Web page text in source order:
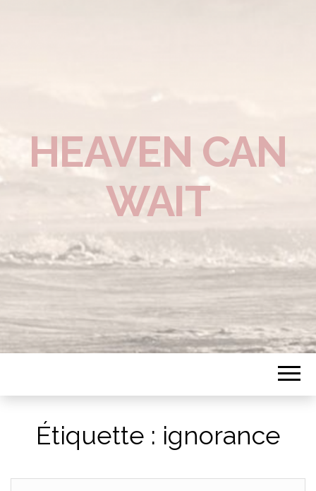
HEAVEN CAN
WAIT
Étiquette : ignorance